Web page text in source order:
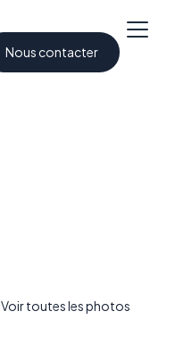
Nous contacter
Voir toutes les photos